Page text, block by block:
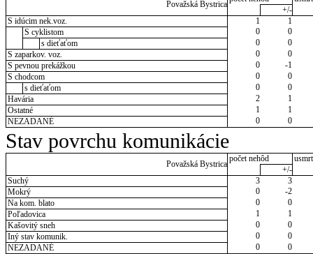
Považská Bystrica
+/-
S idúcim nek.voz.
1
1
S cyklistom
0
0
s dieťaťom
0
0
S zaparkov. voz.
0
0
S pevnou prekážkou
0
-1
S chodcom
0
0
s dieťaťom
0
0
Havária
2
1
Ostatné
1
1
NEZADANÉ
0 0
Stav povrchu komunikácie
Považská Bystrica
počet nehôd
+/-
Suchý
3
3
Mokrý
0
-2
Na kom. blato
0
0
Poľadovica
1
1
Kašovitý sneh
0
0
Iný stav komunik.
0
0
NEZADANÉ
0 0